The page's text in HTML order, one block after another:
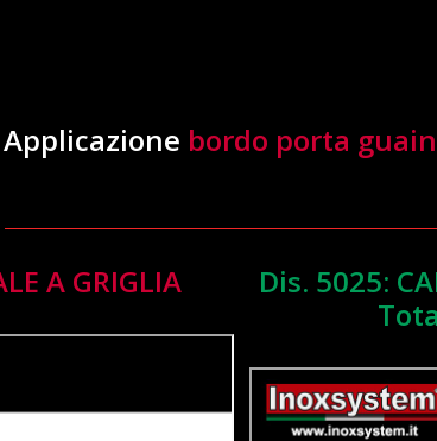
Applicazione bordo porta
A GRIGLIA
Dis. 5025: